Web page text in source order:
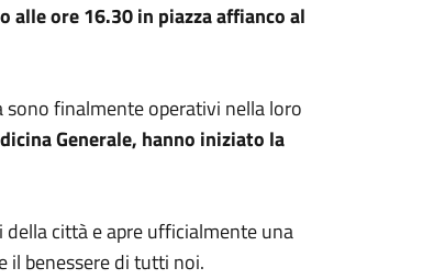
ore 16.30 in piazza affianco al
sono finalmente operativi nella loro
Generale, hanno iniziato la
città e apre ufficialmente una
il benessere di tutti noi.